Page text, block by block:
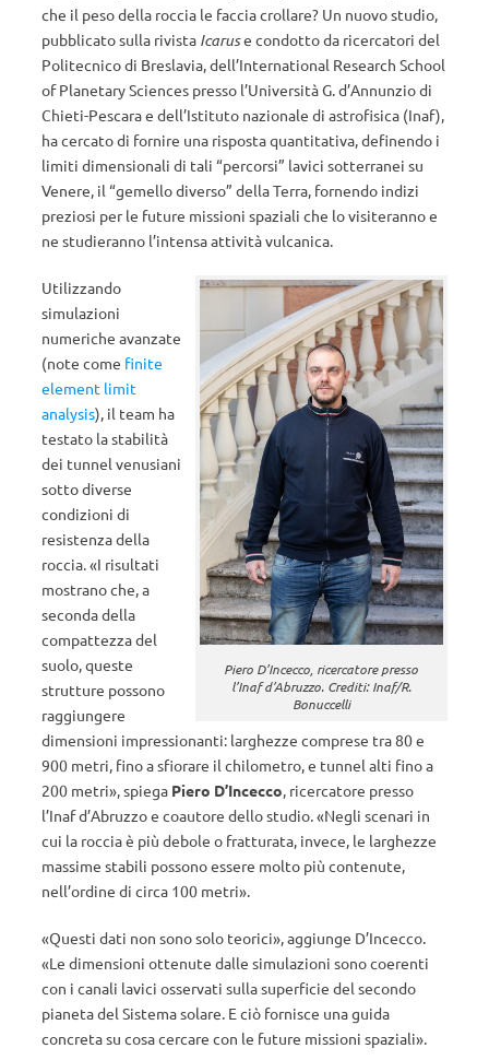
che il peso della roccia le faccia crollare? Un nuovo studio,
pubblicato sulla rivista Icaruse condotto da ricercatori del
Politecnico di Breslavia, dell’International Research School
of Planetary Sciences presso l’Università G. d’Annunzio di
Chieti-Pescara e dell’Istituto nazionale di astrofisica (Inaf),
ha cercato di fornire una risposta quantitativa, definendo i
limiti dimensionali di tali “percorsi” lavici sotterranei su
Venere, il “gemello diverso” della Terra, fornendo indizi
preziosi per le future missioni spaziali che lo visiteranno e
ne studieranno l’intensa attività vulcanica.
Piero D’Incecco, ricercatore presso
l’Inaf d’Abruzzo. Crediti: Inaf/R.
Bonuccelli
Utilizzando
simulazioni
numeriche avanzate
(note come finite
element limit
analysis), il team ha
testato la stabilità
dei tunnel venusiani
sotto diverse
condizioni di
resistenza della
roccia. «I risultati
mostrano che, a
seconda della
compattezza del
suolo, queste
strutture possono
raggiungere
dimensioni impressionanti: larghezze comprese tra 80 e
900 metri, fino a sfiorare il chilometro, e tunnel alti fino a
200 metri», spiega Piero D’Incecco, ricercatore presso
l’Inaf d’Abruzzo e coautore dello studio. «Negli scenari in
cui la roccia è più debole o fratturata, invece, le larghezze
massime stabili possono essere molto più contenute,
nell’ordine di circa 100 metri».
«Questi dati non sono solo teorici», aggiunge D’Incecco.
«Le dimensioni ottenute dalle simulazioni sono coerenti
con i canali lavici osservati sulla superficie del secondo
pianeta del Sistema solare. E ciò fornisce una guida
concreta su cosa cercare con le future missioni spaziali».